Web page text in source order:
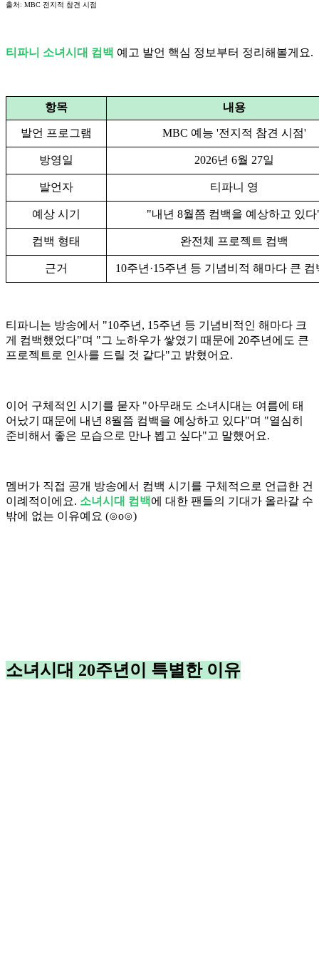
출처: MBC 전지적 참견 시점
티파니 소녀시대 컴백 예고 발언 핵심 정보부터 정리해볼게요.
항목 내용
발언 프로그램 MBC 예능 '전지적 참견 시점'
방영일 2026년 6월 27일
발언자 티파니 영
예상 시기 "내년 8월쯤 컴백을 예상하고 있
컴백 형태 완전체 프로젝트 컴백
근거 10주년·15주년 등 기념비적 해마다 큰 컴
티파니는 방송에서 "10주년, 15주년 등 기념비적인 해마다 크
게 컴백했었다"며 "그 노하우가 쌓였기 때문에 20주년에도 큰
프로젝트로 인사를 드릴 것 같다"고 밝혔어요.
이어 구체적인 시기를 묻자 "아무래도 소녀시대는 여름에 태
어났기 때문에 내년 8월쯤 컴백을 예상하고 있다"며 "열심히
준비해서 좋은 모습으로 만나 뵙고 싶다"고 말했어요.
멤버가 직접 공개 방송에서 컴백 시기를 구체적으로 언급한 건
이례적이에요. 소녀시대 컴백에 대한 팬들의 기대가 올라갈 수
밖에 없는 이유예요 (⊙o⊙)
소녀시대 20주년이 특별한 이유